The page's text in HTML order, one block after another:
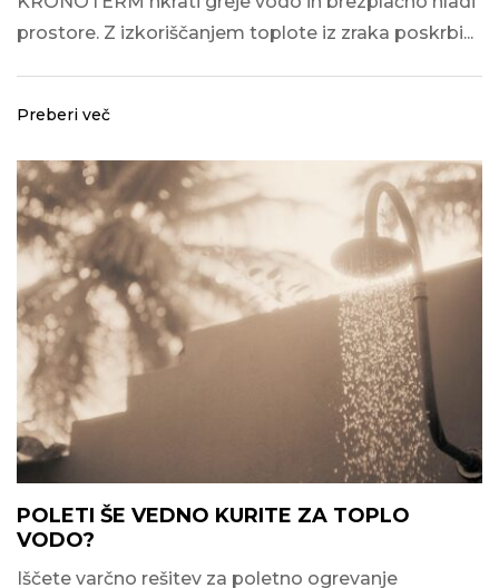
prostore. Z izkoriščanjem toplote iz zraka poskrbi...
Preberi več
POLETI ŠE VEDNO KURITE ZA TOPLO
VODO?
Iščete varčno rešitev za poletno ogrevanje